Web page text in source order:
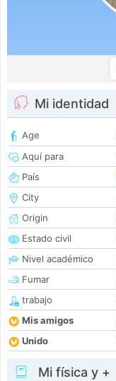
Mi identidad
Age
Aquí para
País
City
Origin
Estado civil
Nivel académico
Fumar
trabajo
Mis amigos
Unido
Mi física y +